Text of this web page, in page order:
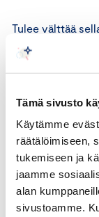
Tämä sivusto
Käytämme
räätälöimiseen,
tukemiseen ja
jaamme
alan
sivustoamme.
Tulee välttää
joka kokonsa
on omiaan
ICC:n
markkinoijan,
alihankkijan ei
julkaisemiseen,
oleva